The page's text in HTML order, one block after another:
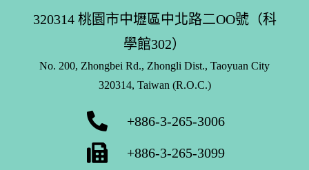
320314 桃園市中壢區中北路二OO號（科
學館302）
No. 200, Zhongbei Rd., Zhongli Dist., Taoyuan City
320314, Taiwan (R.O.C.)
+886-3-265-3006
+886-3-265-3099